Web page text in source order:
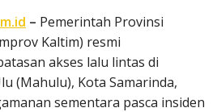
– Pemerintah Provinsi
Kaltim) resmi
akses lalu lintas di
(Mahulu), Kota Samarinda,
sementara pasca insiden